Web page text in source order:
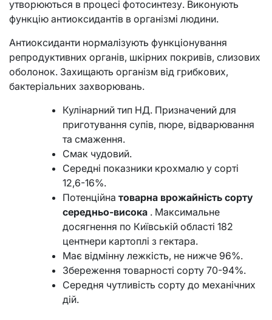
утворюються в процесі фотосинтезу. Виконують
функцію антиоксидантів в організмі людини.
Антиоксиданти нормалізують функціонування
репродуктивних органів, шкірних покривів, слизових
оболонок. Захищають організм від грибкових,
бактеріальних захворювань.
Кулінарний тип НД. Призначений для
приготування супів, пюре, відварювання
та смаження.
Смак чудовий.
Середні показники крохмалю у сорті
12,6-16%.
Потенційна товарна врожайність сорту
середньо-висока . Максимальне
досягнення по Київській області 182
центнери картоплі з гектара.
Має відмінну лежкість, не нижче 96%.
Збереження товарності сорту 70-94%.
Середня чутливість сорту до механічних
дій.